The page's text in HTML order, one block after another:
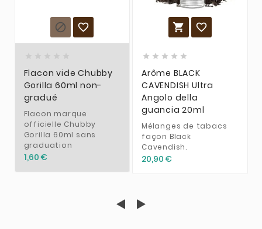
 
Flacon vide Chubby
Gorilla 60ml non-
gradué
Flacon marque
officielle Chubby
Gorilla 60ml sans
graduation
1,60 €
 
    
Arôme BLACK
CAVENDISH Ultra
Angolo della
guancia 20ml
Mélanges de tabacs
façon Black
Cavendish.
20,90 €